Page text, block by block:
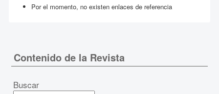
Por el momento, no existen enlaces de referencia
Contenido de la Revista
Buscar